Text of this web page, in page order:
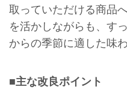
取っていただける商品
を活かしながらも、す
からの季節に適した味
■主な改良ポイント